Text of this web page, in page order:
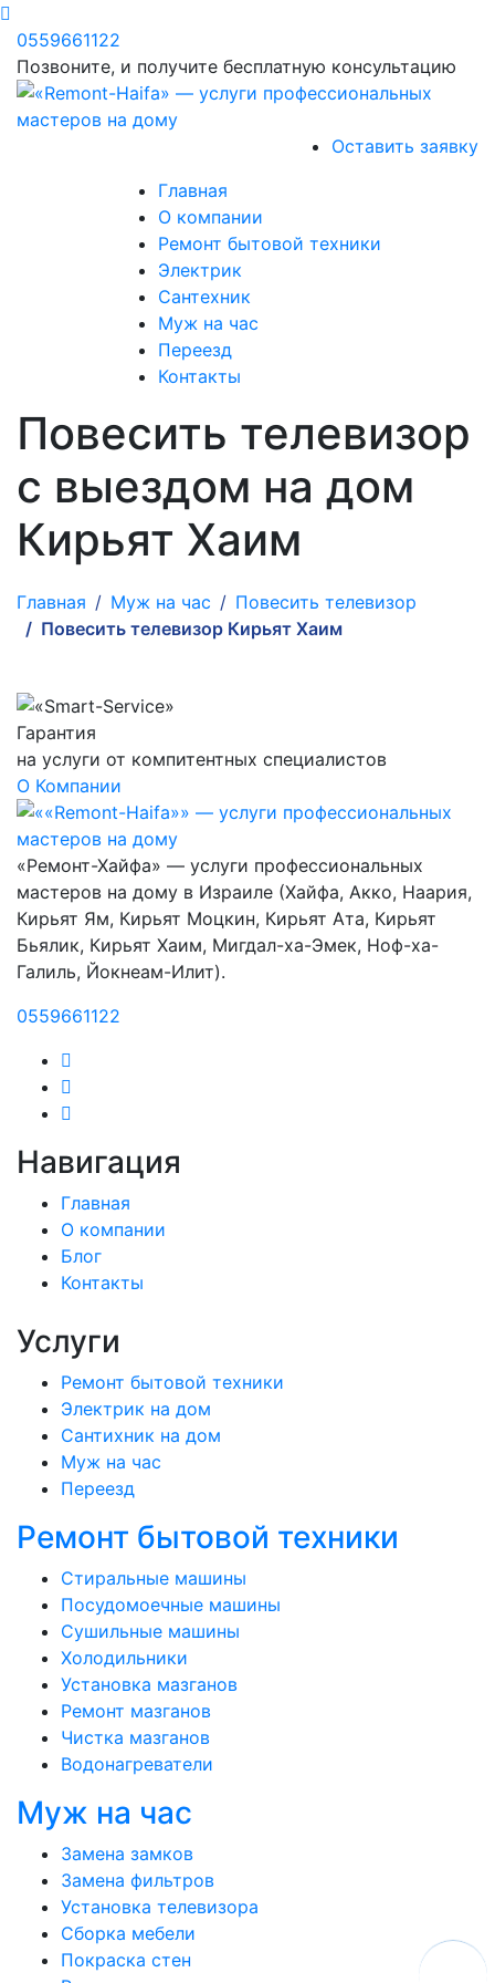
0559661122
Позвоните, и получите бесплатную консультацию
Оставить заявку
Главная
О компании
Ремонт бытовой техники
Электрик
Сантехник
Муж на час
Переезд
Контакты
Повесить телевизор
с выездом на дом
Кирьят Хаим
Главная Муж на час
Повесить телевизор
Повесить телевизор Кирьят Хаим
Гарантия
на услуги от компитентных специалистов
О Компании
«Ремонт-Хайфа» — услуги профессиональных
мастеров на дому в Израиле (Хайфа, Акко, Наария,
Кирьят Ям, Кирьят Моцкин, Кирьят Ата, Кирьят
Бьялик, Кирьят Хаим, Мигдал-ха-Эмек, Ноф-ха-
Галиль, Йокнеам-Илит).
0559661122
Навигация
Главная
О компании
Блог
Контакты
Услуги
Ремонт бытовой техники
Электрик на дом
Сантихник на дом
Муж на час
Переезд
Ремонт бытовой техники
Стиральные машины
Посудомоечные машины
Сушильные машины
Холодильники
Установка мазганов
Ремонт мазганов
Чистка мазганов
Водонагреватели
Муж на час
Замена замков
Замена фильтров
Установка телевизора
Сборка мебели
Покраска стен